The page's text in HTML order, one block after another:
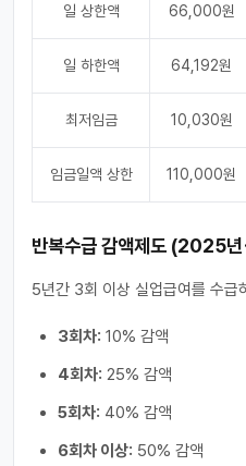
일 상한액 66,000원
일 하한액 64,192원
최저임금 10,030원
임금일액 상한 110,000원
반복수급 감액제도 (2025
5년간 3회 이상 실업급여를 수급
3회차: 10% 감액
4회차: 25% 감액
5회차: 40% 감액
6회차 이상: 50% 감액